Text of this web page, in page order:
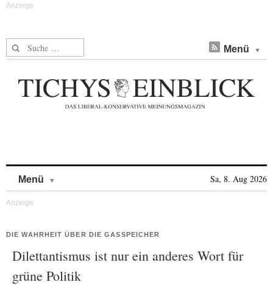
Suche nach: Menü
Menü Sa, 8. Aug 2026
DIE WAHRHEIT ÜBER DIE GASSPEICHER
Dilettantismus ist nur ein anderes Wort für
grüne Politik